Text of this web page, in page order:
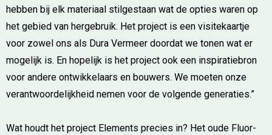
hebben bij elk materiaal stilgestaan wat de opties waren op
het gebied van hergebruik. Het project is een visitekaartje
voor zowel ons als Dura Vermeer doordat we tonen wat er
mogelijk is. En hopelijk is het project ook een inspiratiebron
voor andere ontwikkelaars en bouwers. We moeten onze
verantwoordelijkheid nemen voor de volgende generaties.”
Wat houdt het project Elements precies in? Het oude Fluor-